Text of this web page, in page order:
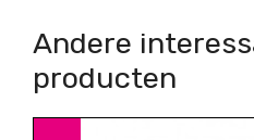
Andere
producten